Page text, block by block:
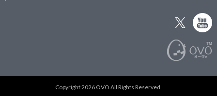
Copyright 2026 OVO All Rights Reserved.